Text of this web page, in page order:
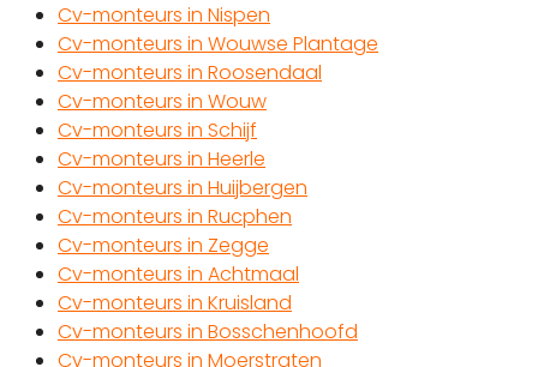
Cv-monteurs in Nispen
Cv-monteurs in Wouwse Plantage
Cv-monteurs in Roosendaal
Cv-monteurs in Wouw
Cv-monteurs in Schijf
Cv-monteurs in Heerle
Cv-monteurs in Huijbergen
Cv-monteurs in Rucphen
Cv-monteurs in Zegge
Cv-monteurs in Achtmaal
Cv-monteurs in Kruisland
Cv-monteurs in Bosschenhoofd
Cv-monteurs in Moerstraten